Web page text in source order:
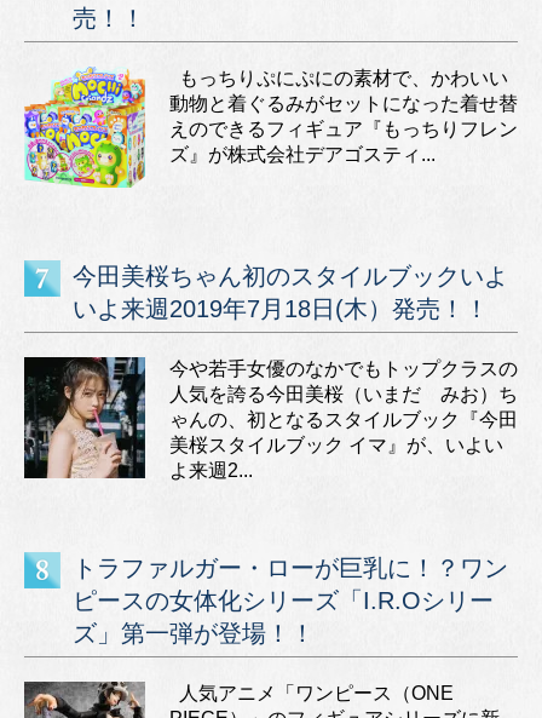
売！！
もっちりぷにぷにの素材で、かわいい
動物と着ぐるみがセットになった着せ替
えのできるフィギュア『もっちりフレン
ズ』が株式会社デアゴスティ...
今田美桜ちゃん初のスタイルブックいよ
いよ来週2019年7月18日(木）発売！！
今や若手女優のなかでもトップクラスの
人気を誇る今田美桜（いまだ みお）ち
ゃんの、初となるスタイルブック『今田
美桜スタイルブック イマ』が、いよい
よ来週2...
トラファルガー・ローが巨乳に！？ワン
ピースの女体化シリーズ「I.R.Oシリー
ズ」第一弾が登場！！
人気アニメ「ワンピース（ONE